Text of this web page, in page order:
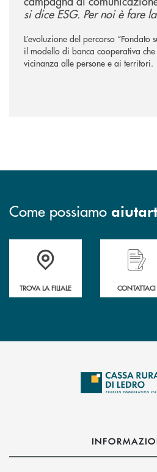
si dice ESG. Per noi è fare
L’evoluzione del percorso “Fondato
il modello di banca cooperativa
vicinanza alle persone e ai territori.
Come possiamo
Accedi all' elenco completo delle filiali .
TROVA LA FILIALE
Hai bisogno
CONTATTACI